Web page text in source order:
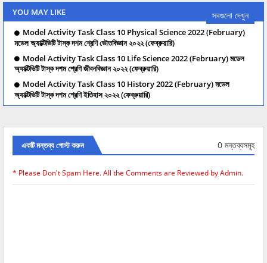
YOU MAY LIKE সবগুলো দেখুন
Model Activity Task Class 10 Physical Science 2022 (February)
মডেল অ্যাক্টিভিটি টাস্ক দশম শ্রেণি ভৌতবিজ্ঞান ২০২২ (ফেব্রুয়ারি)
Model Activity Task Class 10 Life Science 2022 (February) মডেল
অ্যাক্টিভিটি টাস্ক দশম শ্রেণি জীবনবিজ্ঞান ২০২২ (ফেব্রুয়ারি)
Model Activity Task Class 10 History 2022 (February) মডেল
অ্যাক্টিভিটি টাস্ক দশম শ্রেণি ইতিহাস ২০২২ (ফেব্রুয়ারি)
একটি মন্তব্য পোস্ট করুন 0 মন্তব্যসমূহ
* Please Don't Spam Here. All the Comments are Reviewed by Admin.